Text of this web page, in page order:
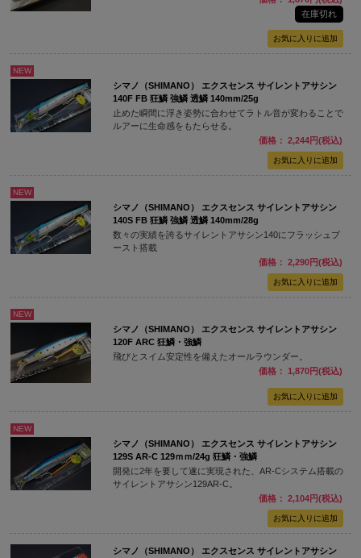
在庫切れ
NEW
シマノ（SHIMANO） エクスセンス サイレントアサシン
140F FB 狂鱗 強鱗 透鱗 140mm/25g
止めた瞬間に浮き姿勢に合わせてラトル音が変わることで
ルアーに生命感をもたらせる。
価格： 2,244円(税込)
NEW
シマノ（SHIMANO） エクスセンス サイレントアサシン
140S FB 狂鱗 強鱗 透鱗 140mm/28g
数々の実績を誇るサイレントアサシン140にフラッシュブ
ースト搭載
価格： 2,290円(税込)
NEW
シマノ（SHIMANO） エクスセンス サイレントアサシン
120F ARC 狂鱗・強鱗
飛びとスイム安定性を備えたオールラウンダー。
価格： 1,870円(税込)
NEW
シマノ（SHIMANO） エクスセンス サイレントアサシン
129S AR-C 129ｍｍ/24g 狂鱗・強鱗
開発に2年を要して遂に実現された、AR-Cシステム搭載の
サイレントアサシン129AR-C。
価格： 2,104円(税込)
シマノ（SHIMANO） エクスセンス サイレントアサシン